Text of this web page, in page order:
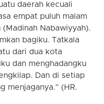
daerah kecuali
empat puluh malam
Nabawiyyah).
bagiku. Tatkala
dari dua kota
dan menghadangku
Dan di setiap
menjaganya.” (HR.